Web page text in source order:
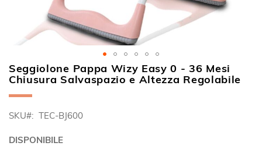
Seggiolone Pappa Wizy Easy 0 - 36 Mesi
Chiusura Salvaspazio e Altezza Regolabile
SKU TEC-BJ600
DISPONIBILE
Vai
all'inizio
della
di